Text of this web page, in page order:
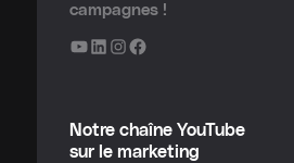
campagnes !
YouTube LinkedIn InstagramFacebook
Notre chaîne YouTube
sur le marketing